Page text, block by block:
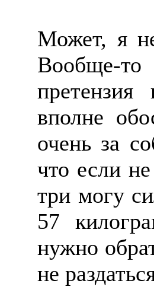
Может, я
Вообще-
вполне
очень за
что если
три могу
57
нужно
не